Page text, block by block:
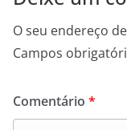
O seu endereço
Campos
Comentário *